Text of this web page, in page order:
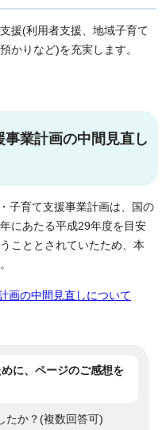
援(利用者支援、地域子育て
かりなど)を充実します。
業計画の中間見直し
子育て支援事業計画は、国の
にあたる平成29年度を目安
こととされていたため、本
画の中間見直しについて
に、ページのご感想を
たか？(複数回答可)